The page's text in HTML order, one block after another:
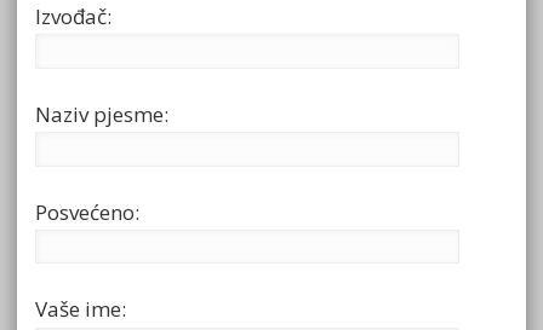
Izvođač:
Naziv pjesme:
Posvećeno:
Vaše ime: